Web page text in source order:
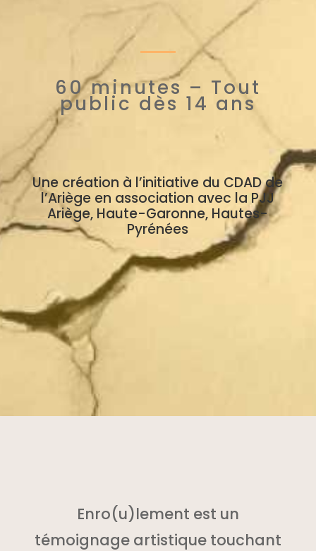
60 minutes – Tout
public dès 14 ans
Une création à l’initiative du CDAD de
l’Ariège en association avec la PJJ
Ariège, Haute-Garonne, Hautes-
Pyrénées
Enro(u)lement est un
témoignage artistique touchant